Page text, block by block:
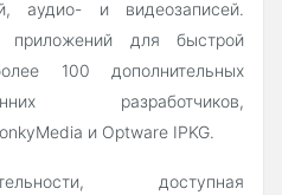
аудио- и видеозаписей.
для быстрой
100 дополнительных
разработчиков,
и Optware IPKG.
доступная